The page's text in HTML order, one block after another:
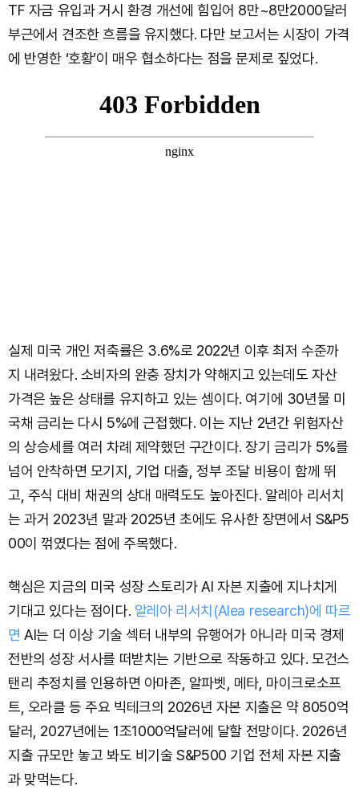
TF 자금 유입과 거시 환경 개선에 힘입어 8만~8만2000달러
부근에서 견조한 흐름을 유지했다. 다만 보고서는 시장이 가격
에 반영한 ‘호황’이 매우 협소하다는 점을 문제로 짚었다.
실제 미국 개인 저축률은 3.6%로 2022년 이후 최저 수준까
지 내려왔다. 소비자의 완충 장치가 약해지고 있는데도 자산
가격은 높은 상태를 유지하고 있는 셈이다. 여기에 30년물 미
국채 금리는 다시 5%에 근접했다. 이는 지난 2년간 위험자산
의 상승세를 여러 차례 제약했던 구간이다. 장기 금리가 5%를
넘어 안착하면 모기지, 기업 대출, 정부 조달 비용이 함께 뛰
고, 주식 대비 채권의 상대 매력도도 높아진다. 알레아 리서치
는 과거 2023년 말과 2025년 초에도 유사한 장면에서 S&P5
00이 꺾였다는 점에 주목했다.
핵심은 지금의 미국 성장 스토리가 AI 자본 지출에 지나치게
기대고 있다는 점이다. 알레아 리서치(Alea research)에 따르
면 AI는 더 이상 기술 섹터 내부의 유행어가 아니라 미국 경제
전반의 성장 서사를 떠받치는 기반으로 작동하고 있다. 모건스
탠리 추정치를 인용하면 아마존, 알파벳, 메타, 마이크로소프
트, 오라클 등 주요 빅테크의 2026년 자본 지출은 약 8050억
달러, 2027년에는 1조1000억달러에 달할 전망이다. 2026년
지출 규모만 놓고 봐도 비기술 S&P500 기업 전체 자본 지출
과 맞먹는다.